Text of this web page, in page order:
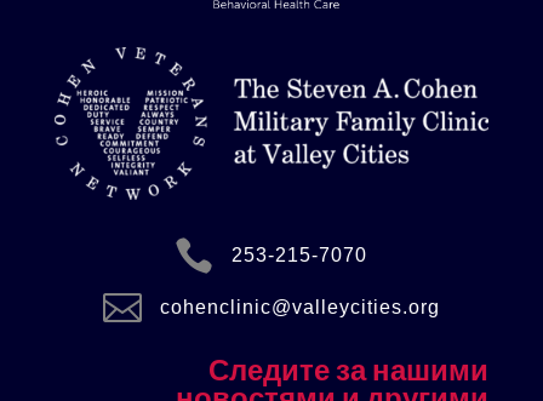
 253-215-7070
 cohenclinic@valleycities.org
Следите за нашими